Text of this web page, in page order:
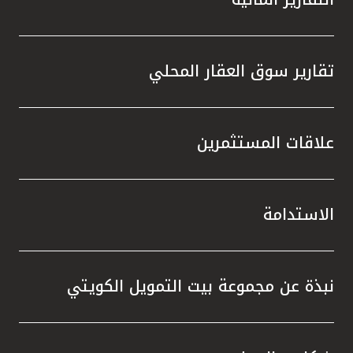
تقارير سوق العقار المحلي
علاقات المستثمرين
الاستدامة
نبذة عن مجموعة بيت التمويل الكويتي